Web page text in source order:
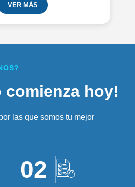
VER MÁS
comienza hoy!
las que somos tu mejor
02